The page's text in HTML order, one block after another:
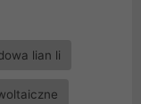
lian li